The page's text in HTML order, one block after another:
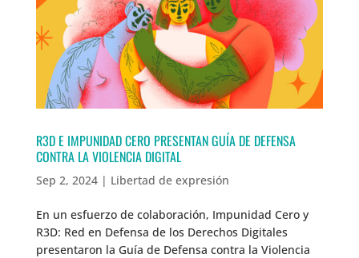
R3D E IMPUNIDAD CERO PRESENTAN GUÍA DE DEFENSA
CONTRA LA VIOLENCIA DIGITAL
Sep 2, 2024| Libertad de expresión
En un esfuerzo de colaboración, Impunidad Cero y
R3D: Red en Defensa de los Derechos Digitales
presentaron la Guía de Defensa contra la Violencia